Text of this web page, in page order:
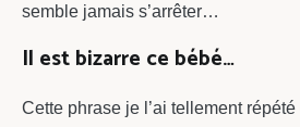
semble jamais s’arrêter…
Il est bizarre ce bébé…
Cette phrase je l’ai tellement